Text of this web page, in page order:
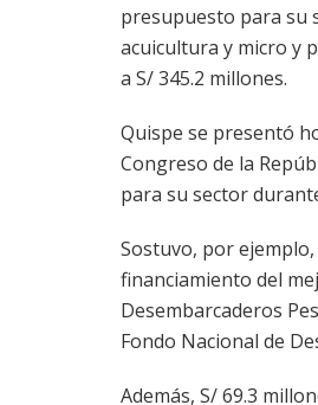
presupuesto para su
acuicultura y micro y
a S/ 345.2 millones.
Quispe se presentó
Congreso de la
para su sector
Sostuvo, por
financiamiento del
Desembarcaderos
Fondo Nacional de
Además, S/ 69.3